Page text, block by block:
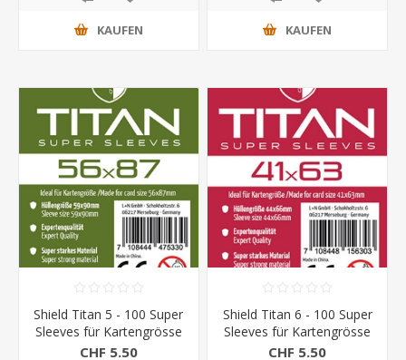
KAUFEN KAUFEN
Shield Titan 5 - 100 Super
Sleeves für Kartengrösse
56 x 87 mm
CHF 5.50
Shield Titan 6 - 100 Super
Sleeves für Kartengrösse
41 x 63 mm
CHF 5.50